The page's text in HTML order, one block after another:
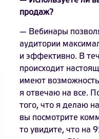
продаж?
— Вебинары
аудитории
и эффективно. В
происходит
имеют
я отвечаю на все.
того, что я делаю
вы посмотрите
то увидите, что на